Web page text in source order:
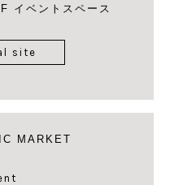
イベントスペース
site